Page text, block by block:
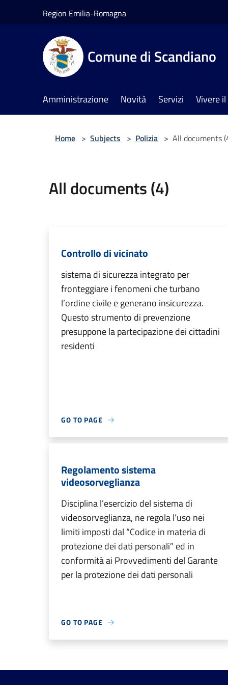
Region Emilia-Romagna
Comune di Scandiano
Amministrazione Novità Servizi Vivere
Home > Subjects > Polizia > All documents
All documents (4)
Controllo di vicinato
sistema di sicurezza integrato per
fronteggiare i fenomeni che turbano
l’ordine civile e generano insicurezza.
Questo strumento di prevenzione
presuppone la partecipazione dei cittadini
residenti
GO TO PAGE
Regolamento sistema
videosorveglianza
Disciplina l’esercizio del sistema di
videosorveglianza, ne regola l’uso nei
limiti imposti dal “Codice in materia di
protezione dei dati personali” ed in
conformità ai Provvedimenti del Garante
per la protezione dei dati personali
GO TO PAGE